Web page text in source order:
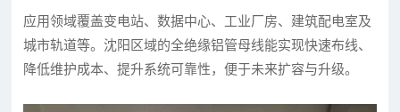
应用领域覆盖变电站、数据中心、工业厂房、建筑配电室及
城市轨道等。沈阳区域的全绝缘铝管母线能实现快速布线、
降低维护成本、提升系统可靠性，便于未来扩容与升级。